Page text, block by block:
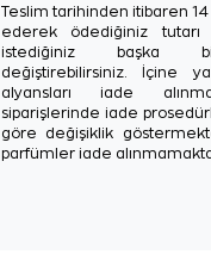
Teslim tarihinden itibaren
ederek ödediğiniz
istediğiniz başka
değiştirebilirsiniz. İçine
alyansları iade
siparişlerinde iade
göre değişiklik
parfümler iade